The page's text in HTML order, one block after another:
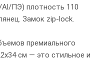
ПЭ) плотность 110
Замок zip-lock.
премиального
см — это стильное и